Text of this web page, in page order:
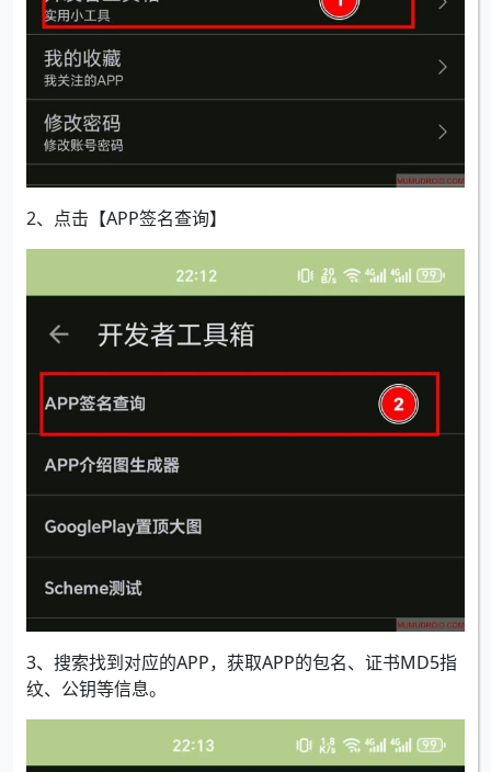
2、点击【APP签名查询】
3、搜索找到对应的APP，获取APP的包名、证书MD5指
纹、公钥等信息。